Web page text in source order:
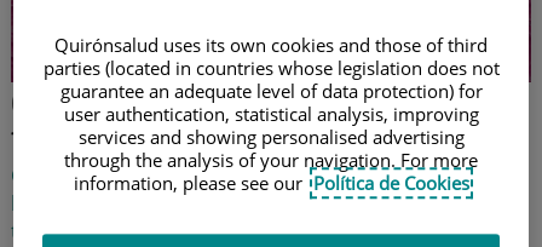
Cáncer de piel: síntomas y
tratamientos
Qué causa este tumor en la piel, cómo son las
lesiones, y qué operaciones y terapias ayudan a
tratarlo
Quirónsalud uses its own cookies and those of third
parties (located in countries whose legislation does not
guarantee an adequate level of data protection) for
user authentication, statistical analysis, improving
services and showing personalised advertising
through the analysis of your navigation. For more
information, please see our Política de Cookies